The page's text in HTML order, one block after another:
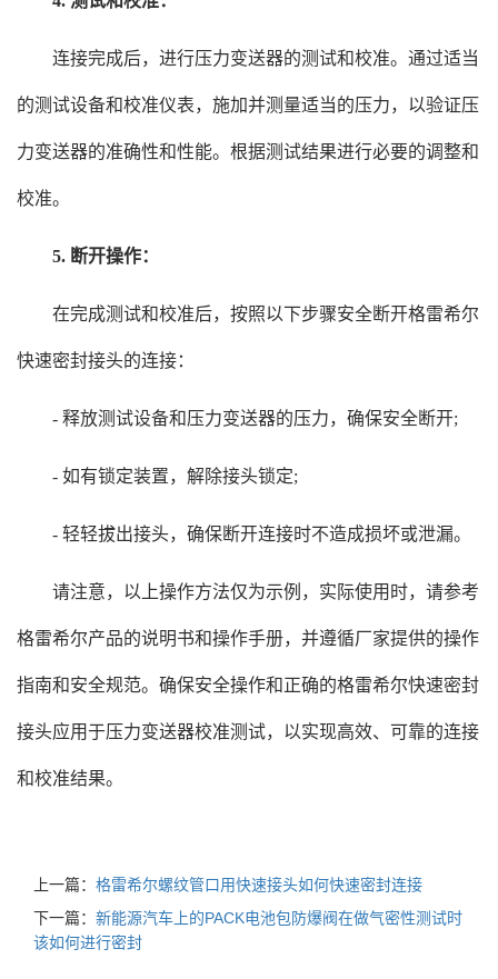
连接完成后，进行压力变送器的测试和校准。通过适当
的测试设备和校准仪表，施加并测量适当的压力，以验证压
力变送器的准确性和性能。根据测试结果进行必要的调整和
校准。
5. 断开操作：
在完成测试和校准后，按照以下步骤安全断开格雷希尔
快速密封接头的连接：
- 释放测试设备和压力变送器的压力，确保安全断开;
- 如有锁定装置，解除接头锁定;
- 轻轻拔出接头，确保断开连接时不造成损坏或泄漏。
请注意，以上操作方法仅为示例，实际使用时，请参考
格雷希尔产品的说明书和操作手册，并遵循厂家提供的操作
指南和安全规范。确保安全操作和正确的格雷希尔快速密封
接头应用于压力变送器校准测试，以实现高效、可靠的连接
和校准结果。
上一篇： 格雷希尔螺纹管口用快速接头如何快速密封连接
下一篇： 新能源汽车上的PACK电池包防爆阀在做气密性测试时
该如何进行密封